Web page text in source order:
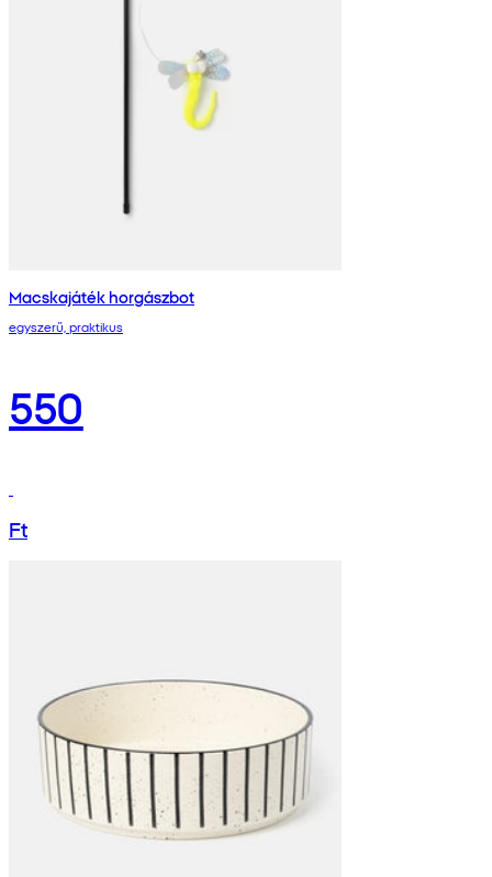
Macskajáték horgászbot
egyszerű, praktikus
550
Ft